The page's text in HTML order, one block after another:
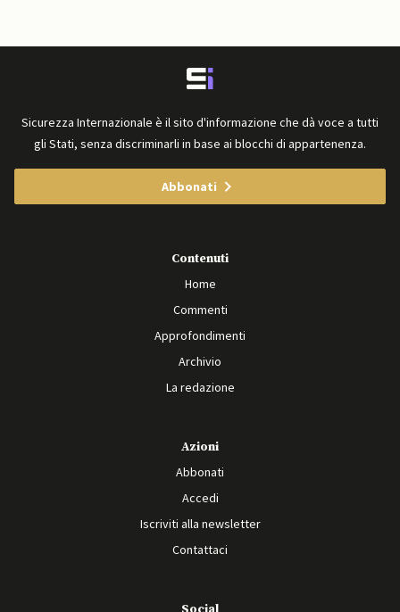
Sicurezza Internazionale è il sito d'informazione che dà voce a tutti
gli Stati, senza discriminarli in base ai blocchi di appartenenza.
Abbonati
Contenuti
Home
Commenti
Approfondimenti
Archivio
La redazione
Azioni
Abbonati
Accedi
Iscriviti alla newsletter
Contattaci